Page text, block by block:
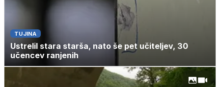
TUJINA
Ustrelil stara starša, nato še pet učiteljev, 30
učencev ranjenih